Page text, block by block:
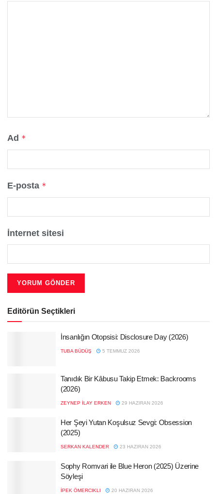
Ad *
E-posta *
İnternet sitesi
Editörün Seçtikleri
İnsanlığın Otopsisi: Disclosure Day (2026)
TUBA BÜDÜŞ 5 TEMMUZ 2026
Tanıdık Bir Kâbusu Takip Etmek: Backrooms
(2026)
ZEYNEP İLAY ERKEN 29 HAZIRAN 2026
Her Şeyi Yutan Koşulsuz Sevgi: Obsession
(2025)
SERKAN KALENDER 23 HAZIRAN 2026
Sophy Romvari ile Blue Heron (2025) Üzerine
Söyleşi
İPEK ÖMERCIKLI 20 HAZIRAN 2026